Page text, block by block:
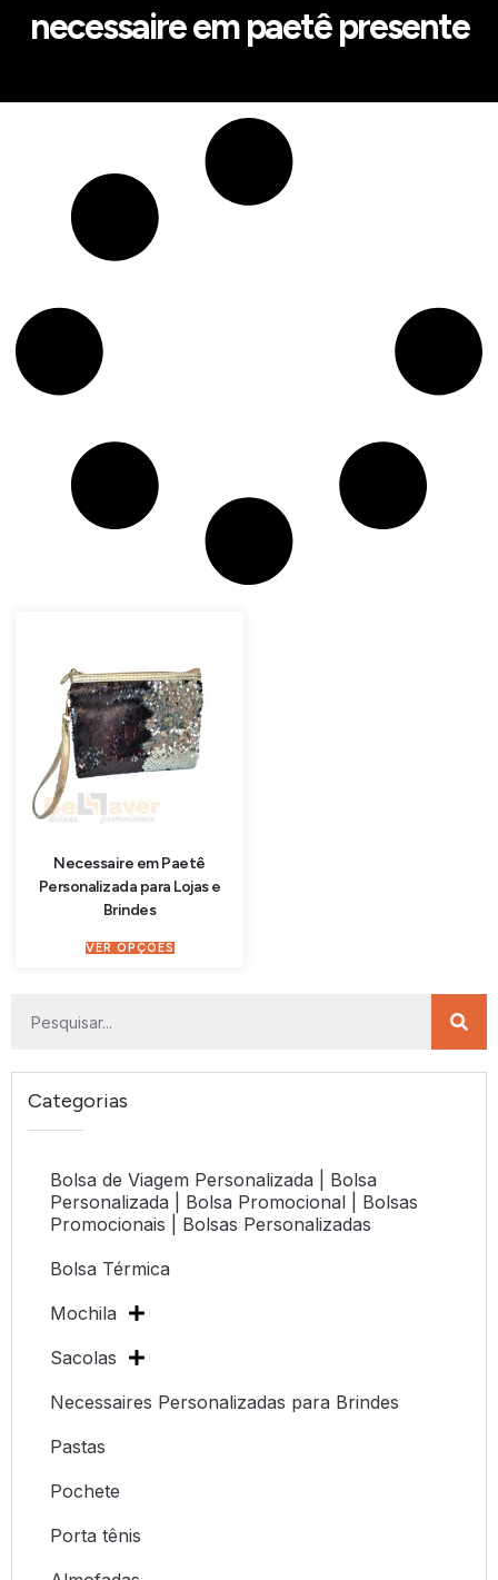
necessaire em paetê presente
Categorias
Bolsa de Viagem Personalizada | Bolsa
Personalizada | Bolsa Promocional | Bolsas
Promocionais | Bolsas Personalizadas
Bolsa Térmica
Mochila
Sacolas
Necessaires Personalizadas para Brindes
Pastas
Pochete
Porta tênis
Necessaire em Paetê
Personalizada para Lojas e
Brindes
VER OPÇÕES